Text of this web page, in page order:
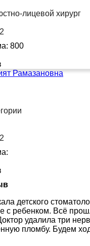
лицевой хирург
800
Рамазановна
детского
с ребенком. Всё
удалила три
пломбу. Будем